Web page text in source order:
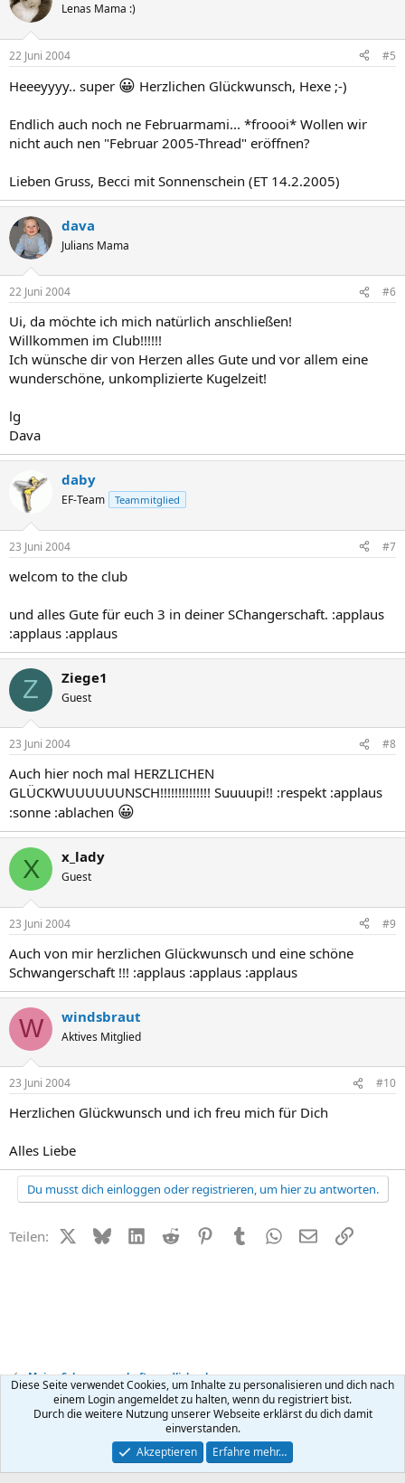
Lenas Mama :)
22 Juni 2004 #5
Heeeyyyy.. super 😀 Herzlichen Glückwunsch, Hexe ;-)
Endlich auch noch ne Februarmami... *froooi* Wollen wir
nicht auch nen "Februar 2005-Thread" eröffnen?
Lieben Gruss, Becci mit Sonnenschein (ET 14.2.2005)
dava
Julians Mama
22 Juni 2004 #6
Ui, da möchte ich mich natürlich anschließen!
Willkommen im Club!!!!!!
Ich wünsche dir von Herzen alles Gute und vor allem eine
wunderschöne, unkomplizierte Kugelzeit!
lg
Dava
daby
EF-Team Teammitglied
23 Juni 2004 #7
welcom to the club
und alles Gute für euch 3 in deiner SChangerschaft. :applaus
:applaus :applaus
Z Ziege1
Guest
23 Juni 2004 #8
Auch hier noch mal HERZLICHEN
GLÜCKWUUUUUUNSCH!!!!!!!!!!!!!! Suuuupi!! :respekt :applaus
:sonne :ablachen 😀
X x_lady
Guest
23 Juni 2004 #9
Auch von mir herzlichen Glückwunsch und eine schöne
Schwangerschaft !!! :applaus :applaus :applaus
W windsbraut
Aktives Mitglied
23 Juni 2004 #10
Herzlichen Glückwunsch und ich freu mich für Dich
Alles Liebe
Du musst dich einloggen oder registrieren, um hier zu antworten.
Teilen: X (Twitter)
BlueskyLinkedIn
Reddit PinterestTumblr WhatsApp
E-MailLink
Meine Schwangerschaft - endlich schwanger
Kontakt Nutzungsbedingungen Datenschutz Hilfe
R
Community platform by XenForo ® © 2010-2026 XenForo Ltd.
Diese Seite verwendet Cookies, um Inhalte zu personalisieren und dich nach
einem Login angemeldet zu halten, wenn du registriert bist.
Durch die weitere Nutzung unserer Webseite erklärst du dich damit
einverstanden.
Akzeptieren
Erfahre mehr…